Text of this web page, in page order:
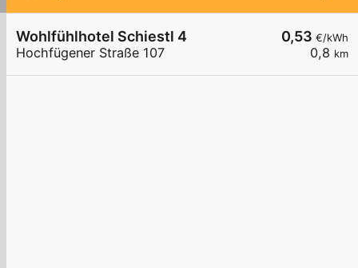
0,53 €/kWh
0,8 km
Wohlfühlhotel Schiestl 4
Hochfügener Straße 107